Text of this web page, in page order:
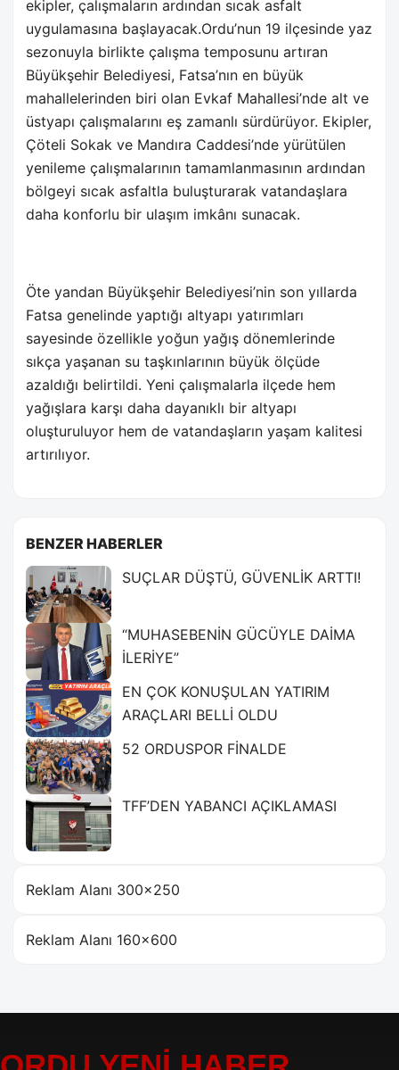
ekipler, çalışmaların ardından sıcak asfalt
uygulamasına başlayacak.Ordu’nun 19 ilçesinde yaz
sezonuyla birlikte çalışma temposunu artıran
Büyükşehir Belediyesi, Fatsa’nın en büyük
mahallelerinden biri olan Evkaf Mahallesi’nde alt ve
üstyapı çalışmalarını eş zamanlı sürdürüyor. Ekipler,
Çöteli Sokak ve Mandıra Caddesi’nde yürütülen
yenileme çalışmalarının tamamlanmasının ardından
bölgeyi sıcak asfaltla buluşturarak vatandaşlara
daha konforlu bir ulaşım imkânı sunacak.
Öte yandan Büyükşehir Belediyesi’nin son yıllarda
Fatsa genelinde yaptığı altyapı yatırımları
sayesinde özellikle yoğun yağış dönemlerinde
sıkça yaşanan su taşkınlarının büyük ölçüde
azaldığı belirtildi. Yeni çalışmalarla ilçede hem
yağışlara karşı daha dayanıklı bir altyapı
oluşturuluyor hem de vatandaşların yaşam kalitesi
artırılıyor.
BENZER HABERLER
SUÇLAR DÜŞTÜ, GÜVENLİK ARTTI!
“MUHASEBENİN GÜCÜYLE DAİMA
İLERİYE”
EN ÇOK KONUŞULAN YATIRIM
ARAÇLARI BELLİ OLDU
52 ORDUSPOR FİNALDE
TFF’DEN YABANCI AÇIKLAMASI
Reklam Alanı 300×250
Reklam Alanı 160×600